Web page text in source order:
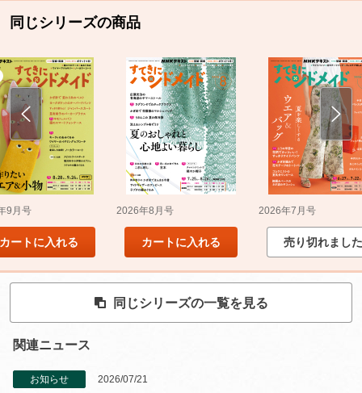
同じシリーズの商品
9月号
カートに入れる
2026年8月号
カートに入れる
2026年7月号
売り切れました
同じシリーズの一覧を見る
関連ニュース
お知らせ
2026/07/21